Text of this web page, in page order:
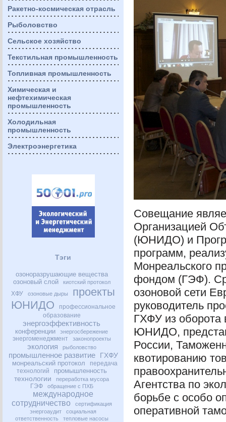
Ракетно-космическая отрасль
Рыболовство
Сельское хозяйство
Текстильная промышленность
Топливная промышленность
Химическая и
нефтехимическая
промышленность
Холодильная
промышленность
Электроэнергетика
Тэги
озоноразрушающие вещества
озоновый слой
киотский протокол
ХФУ озоновые дыры
проекты
ЮНИДО
профессиональное
образование
энергоэффективность
конференции энергосбережение
энергоменеджмент законопроекты
экология рыболовство
промышленное развитие ГХФУ
монреальский протокол
передача
технологий
промышленность
технологии переработка мусора
ГЭФ обращение с ПХБ
международное
сотрудничество
сертификация
энергоаудит
социальная
ответственность
тепловые насосы
Совещание
Организацией
(ЮНИДО) и
программ,
Монреальского
фондом (ГЭФ).
озоновой сети
руководитель
ГХФУ из
ЮНИДО,
России,
квотированию
Агентства по
борьбе с особо
оперативной